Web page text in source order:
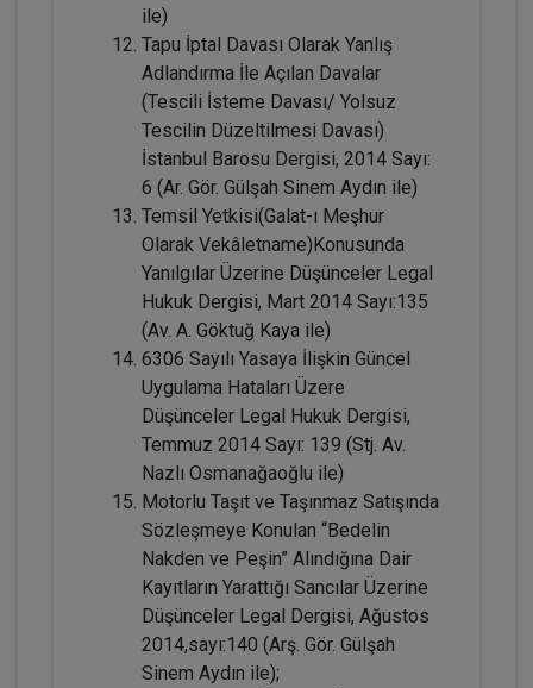
Kişiler Hukuku - IV. Medeni Hukuk
Kongresi - I. Oturum
360 TL Sepete Ekle
Tüketici Hukuku Enstitüsü
Mal Rejimleri Hukuku - IV. Medeni Hukuk
Kongresi - IV. Oturum
360 TL Sepete Ekle
Tüketici Hukuku Enstitüsü
ile)
Tapu İptal Davası Olarak Yanlış
Adlandırma İle Açılan Davalar
(Tescili İsteme Davası/ Yolsuz
Tescilin Düzeltilmesi Davası)
İstanbul Barosu Dergisi, 2014 Sayı:
6 (Ar. Gör. Gülşah Sinem Aydın ile)
Temsil Yetkisi(Galat-ı Meşhur
Olarak Vekâletname)Konusunda
Yanılgılar Üzerine Düşünceler Legal
Hukuk Dergisi, Mart 2014 Sayı:135
(Av. A. Göktuğ Kaya ile)
6306 Sayılı Yasaya İlişkin Güncel
Uygulama Hataları Üzere
Düşünceler Legal Hukuk Dergisi,
Temmuz 2014 Sayı: 139 (Stj. Av.
Nazlı Osmanağaoğlu ile)
Motorlu Taşıt ve Taşınmaz Satışında
Sözleşmeye Konulan “Bedelin
Nakden ve Peşin” Alındığına Dair
Kayıtların Yarattığı Sancılar Üzerine
Düşünceler Legal Dergisi, Ağustos
2014,sayı:140 (Arş. Gör. Gülşah
Sinem Aydın ile);